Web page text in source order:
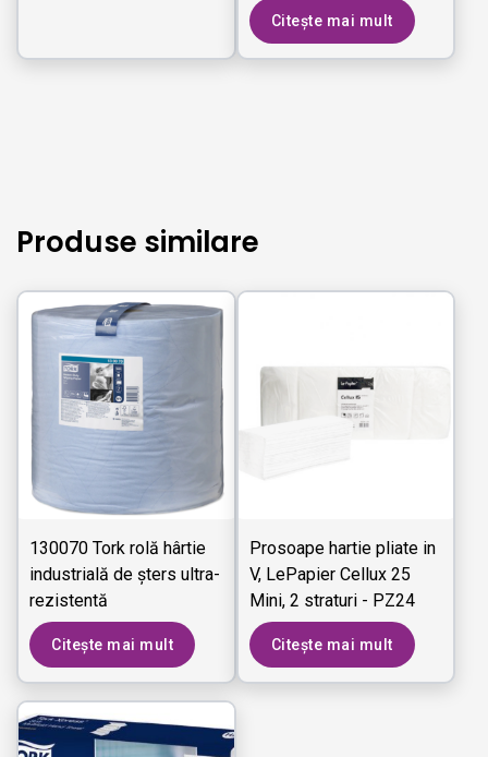
Citește mai mult
Produse similare
130070 Tork rolă hârtie
industrială de șters ultra-
rezistentă
Citește mai mult
Prosoape hartie pliate in
V, LePapier Cellux 25
Mini, 2 straturi - PZ24
M16 (Copy)
Citește mai mult